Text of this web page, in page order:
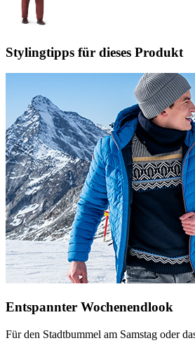
Stylingtipps für dieses Produkt
Entspannter Wochenendlook
Für den Stadtbummel am Samstag oder